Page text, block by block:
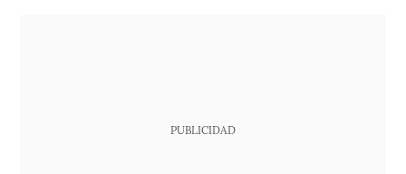
PUBLICIDAD